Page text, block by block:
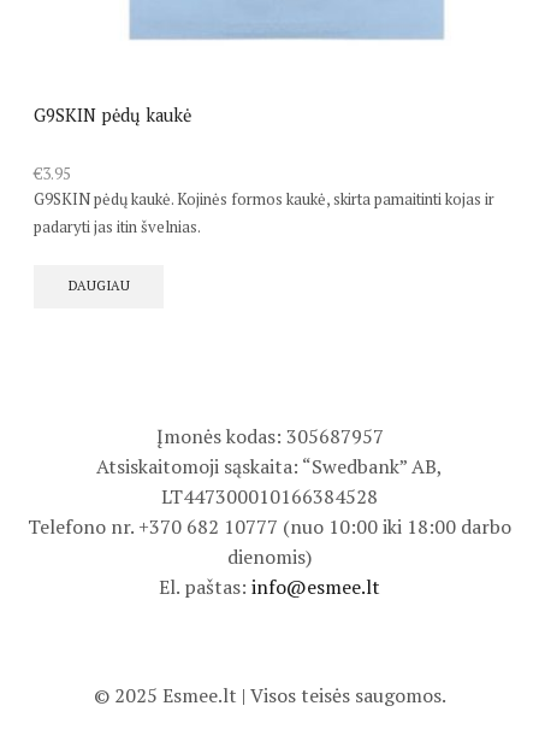
G9SKIN pėdų kaukė
€3.95
G9SKIN pėdų kaukė. Kojinės formos kaukė, skirta pamaitinti kojas ir
padaryti jas itin švelnias.
DAUGIAU
Įmonės kodas: 305687957
Atsiskaitomoji sąskaita: “Swedbank” AB,
LT447300010166384528
Telefono nr. +370 682 10777 (nuo 10:00 iki 18:00 darbo
dienomis)
El. paštas: info@esmee.lt
© 2025 Esmee.lt | Visos teisės saugomos.